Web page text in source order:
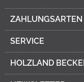
ZAHLUNGSARTEN
SERVICE
HOLZLAND